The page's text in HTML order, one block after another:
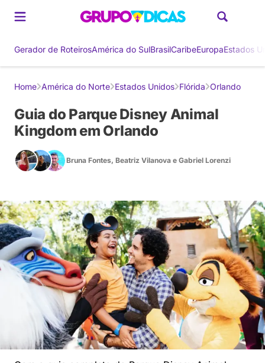
Gerador de RoteirosAmérica do SulBrasilCaribeEuropaEstados
Home América do Norte Estados Unidos Flórida Orlando
Guia do Parque Disney Animal
Kingdom em Orlando
Bruna Fontes, Beatriz Vilanova e Gabriel Lorenzi